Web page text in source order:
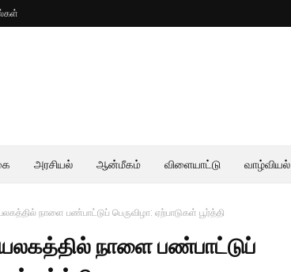
அரசியல் ஆன்மீகம் விளையாட்டு வாழ்வியல்
நாளை பண்பாட்டுப் பெருவிழா: ஏற்பாடுகள் பூர்த்தி
நாளை பண்பாட்டுப்